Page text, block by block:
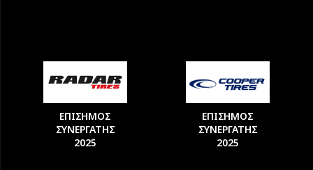
ΕΠΙΣΗΜΟΣ
ΣΥΝΕΡΓΑΤΗΣ
2025
ΕΠΙΣΗΜΟΣ
ΣΥΝΕΡΓΑΤΗΣ
2025